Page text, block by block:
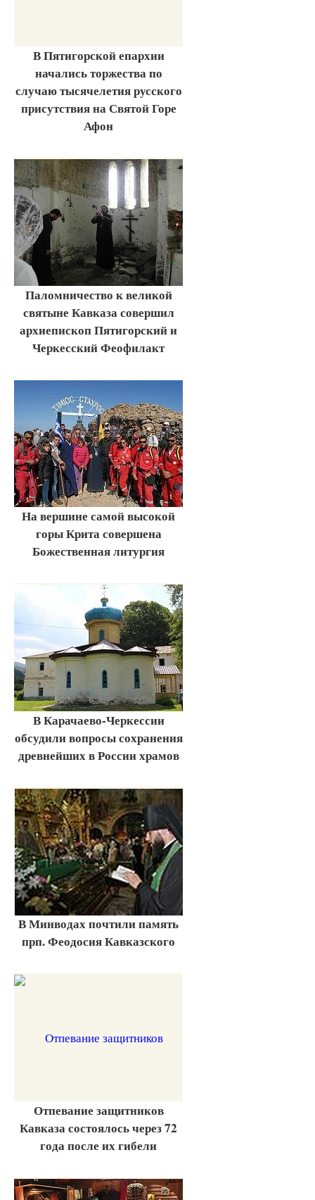
В Пятигорской епархии
начались торжества по
случаю тысячелетия русского
присутствия на Святой Горе
Афон
Паломничество к великой
святыне Кавказа совершил
архиепископ Пятигорский и
Черкесский Феофилакт
На вершине самой высокой
горы Крита совершена
Божественная литургия
В Карачаево-Черкессии
обсудили вопросы сохранения
древнейших в России храмов
В Минводах почтили память
прп. Феодосия Кавказского
Отпевание защитников
Кавказа состоялось через 72
года после их гибели